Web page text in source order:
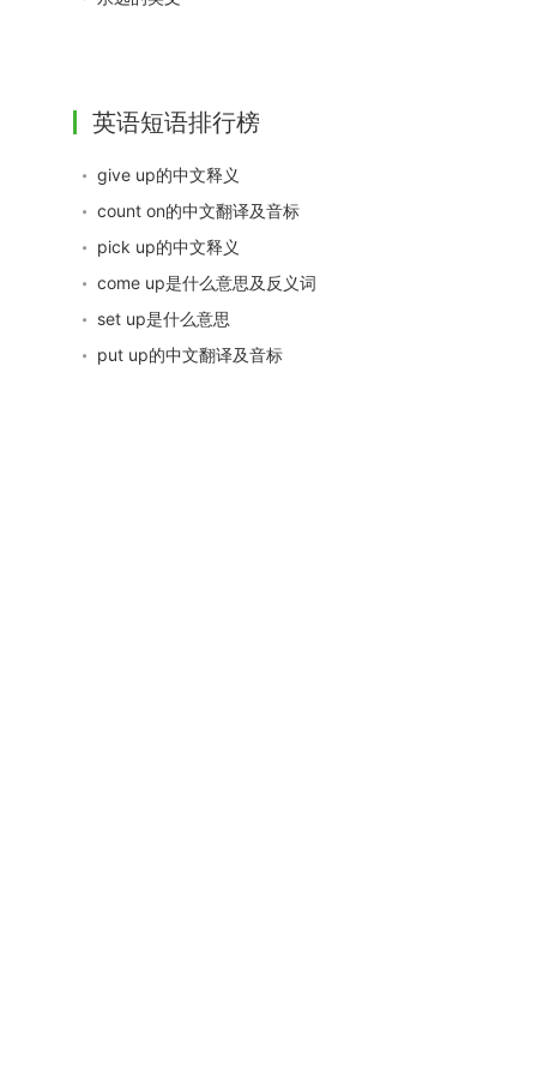
英语短语排行榜
give up的中文释义
count on的中文翻译及音标
pick up的中文释义
come up是什么意思及反义词
set up是什么意思
put up的中文翻译及音标